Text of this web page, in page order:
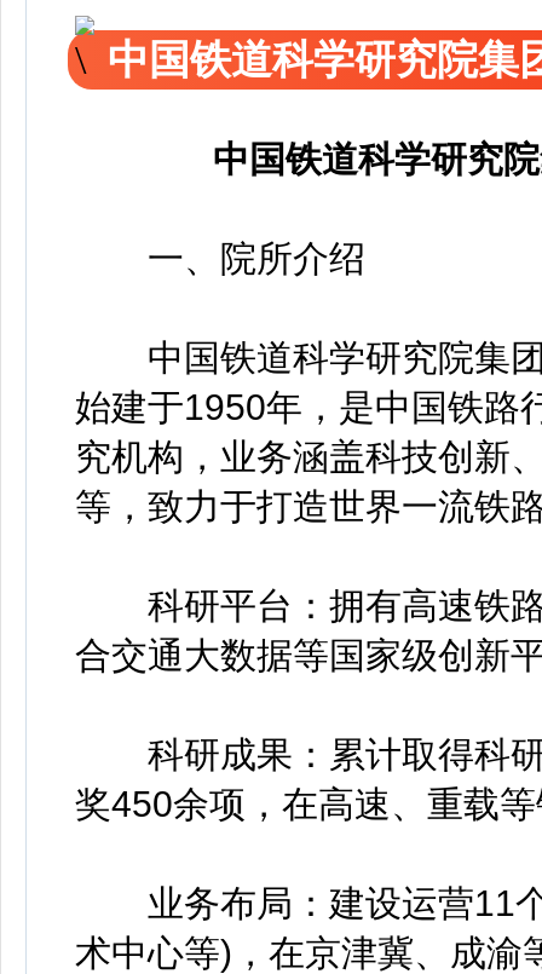
中国铁道科学研究院集
中国铁道科学研究
一、院所介绍
中国铁道科学研究院集团
始建于1950年，是中国铁路
究机构，业务涵盖科技创新
等，致力于打造世界一流铁
科研平台：拥有高速铁路
合交通大数据等国家级创新
科研成果：累计取得科研
奖450余项，在高速、重载
业务布局：建设运营11个
术中心等)，在京津冀、成渝